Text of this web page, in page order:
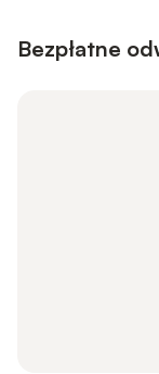
Bezpłatne